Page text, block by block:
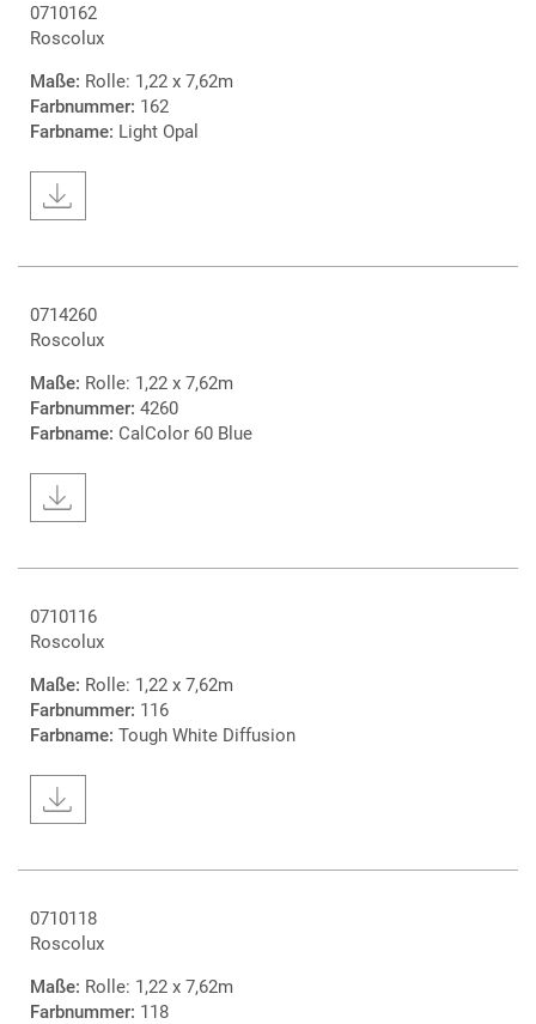
0710162
Roscolux
Maße: Rolle: 1,22 x 7,62m
Farbnummer: 162
Farbname: Light Opal
0714260
Roscolux
Maße: Rolle: 1,22 x 7,62m
Farbnummer: 4260
Farbname: CalColor 60 Blue
0710116
Roscolux
Maße: Rolle: 1,22 x 7,62m
Farbnummer: 116
Farbname: Tough White Diffusion
0710118
Roscolux
Maße: Rolle: 1,22 x 7,62m
Farbnummer: 118